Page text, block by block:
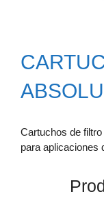
Cartuchos de
para aplicaciones